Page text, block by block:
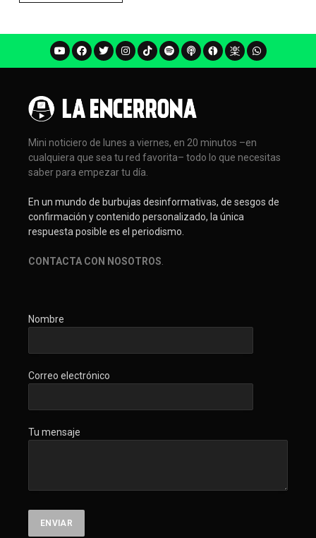
Mini noticiero de lunes a viernes, en 20 minutos –en
cualquiera que sea tu red favorita– todo lo que necesitas
saber para empezar tu día.
En un mundo de burbujas desinformativas, de sesgos de
confirmación y contenido personalizado, la única
respuesta posible es el periodismo.
CONTACTA CON NOSOTROS
Nombre
Correo electrónico
Tu mensaje